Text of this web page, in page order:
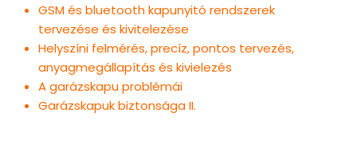
GSM és bluetooth kapunyitó rendszerek
tervezése és kivitelezése
Helyszíni felmérés, precíz, pontos tervezés,
anyagmegállapítás és kivielezés
A garázskapu problémái
Garázskapuk biztonsága II.